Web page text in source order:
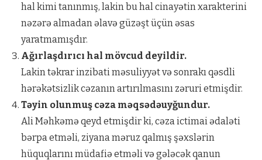
hal kimi tanınmış, lakin bu hal cinayətin xarakterini
nəzərə almadan əlavə güzəşt üçün əsas
yaratmamışdır.
Ağırlaşdırıcı hal mövcud deyildir.
Lakin təkrar inzibati məsuliyyət və sonrakı qəsdli
hərəkətsizlik cəzanın artırılmasını zəruri etmişdir.
Təyin olunmuş cəza məqsədəuyğundur.
Ali Məhkəmə qeyd etmişdir ki, cəza ictimai ədaləti
bərpa etməli, ziyana məruz qalmış şəxslərin
hüquqlarını müdafiə etməli və gələcək qanun